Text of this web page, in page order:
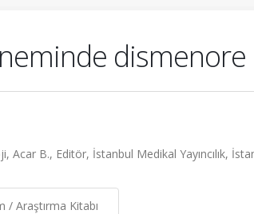
dismenore
B., Editör, İstanbul Medikal Yayıncılık,
/ Araştırma Kitabı